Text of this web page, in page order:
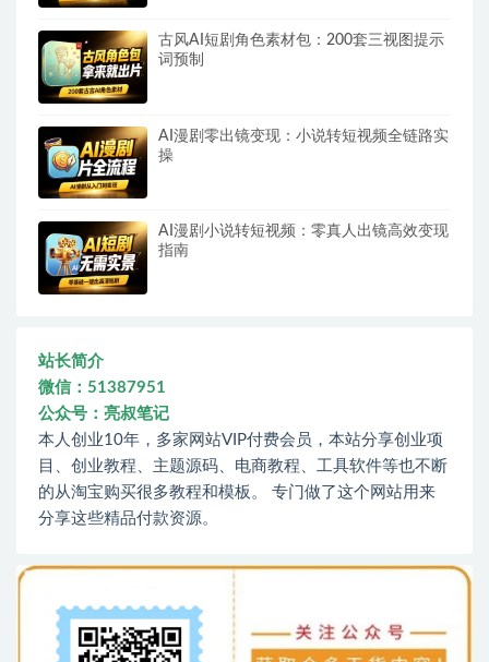
古风AI短剧角色素材包：200套三视图提示
词预制
AI漫剧零出镜变现：小说转短视频全链路实
操
AI漫剧小说转短视频：零真人出镜高效变现
指南
站长简介
微信：51387951
公众号：亮叔笔记
本人创业10年，多家网站VIP付费会员，本站分享创业项
目、创业教程、主题源码、电商教程、工具软件等也不断
的从淘宝购买很多教程和模板。 专门做了这个网站用来
分享这些精品付款资源。